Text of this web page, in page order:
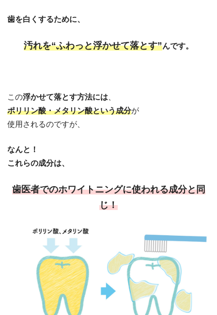
歯を白くするために、
汚れを“ふわっと浮かせて落とす”んです。
この浮かせて落とす方法には
ポリリン酸・メタリン酸という成分が
使用されるのですが、
なんと！
これらの成分は、
歯医者でのホワイトニングに使われる成分と同
じ！